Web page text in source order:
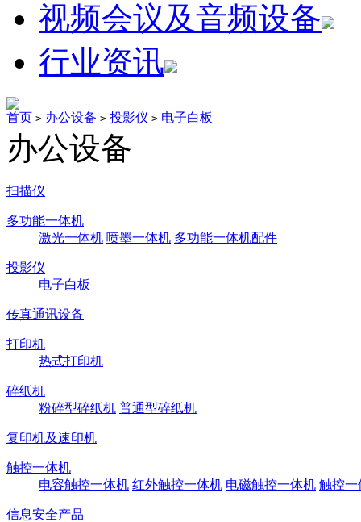
视频会议及音频设备
行业资讯
首页 > 办公设备 > 投影仪 > 电子白板
办公设备
扫描仪
多功能一体机
激光一体机 喷墨一体机 多功能一体机配件
投影仪
电子白板
传真通讯设备
打印机
热式打印机
碎纸机
粉碎型碎纸机 普通型碎纸机
复印机及速印机
触控一体机
电容触控一体机 红外触控一体机 电磁触控一体机 触控一
信息安全产品